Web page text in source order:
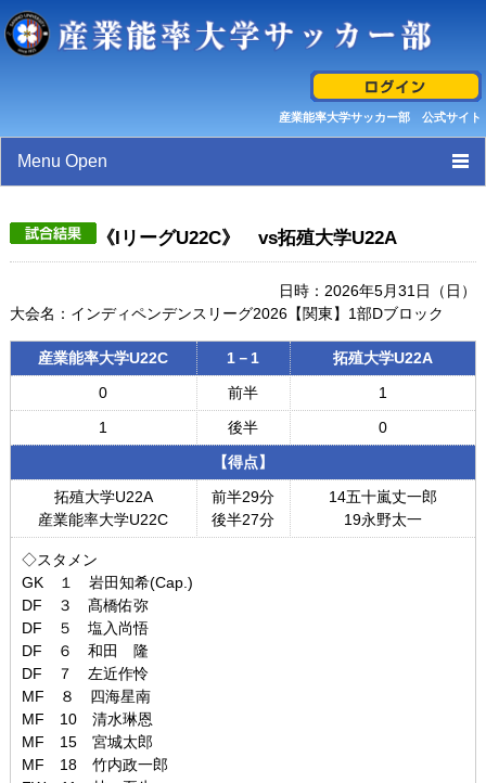
産業能率大学サッカー部 公式サイト
Menu Open
スケジュール
選手/スタッフ紹介
試合結果/最新活動情報
ギャラリー
産業能率大学サッカー部 クレド
アクセス
《IリーグU22C》 vs拓殖大学U22A
日時：2026年5月31日（日）
大会名：インディペンデンスリーグ2026【関東】1部Dブロック
産業能率大学U22C 1－1
拓殖大学U22A
0
前半
1
1
後半
0
【得点】
拓殖大学U22A
産業能率大学U22C
前半29分
後半27分
14五十嵐丈一郎
19永野太一
◇スタメン
GK １ 岩田知希(Cap.)
DF ３ 髙橋佑弥
DF ５ 塩入尚悟
DF ６ 和田 隆
DF ７ 左近作怜
MF ８ 四海星南
MF 10 清水琳恩
MF 15 宮城太郎
MF 18 竹内政一郎